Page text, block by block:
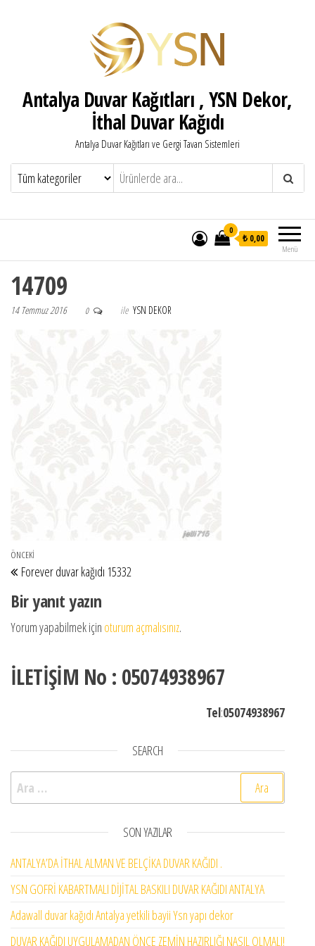
Antalya Duvar Kağıtları , YSN Dekor,
İthal Duvar Kağıdı
Antalya Duvar Kağıtları ve Gergi Tavan Sistemleri
Menü
0
₺ 0,00
14709
14 Temmuz 2016 0 ile YSN DEKOR
Yazı gezinmesi
Önceki Yazı
ÖNCEKI
Forever duvar kağıdı 15332
Bir yanıt yazın
Yorum yapabilmek için oturum açmalısınız.
İLETİŞİM No : 05074938967
Tel:05074938967
SEARCH
Arama:
SON YAZILAR
ANTALYA’DA İTHAL ALMAN VE BELÇİKA DUVAR KAĞIDI .
YSN GOFRİ KABARTMALI DİJİTAL BASKILI DUVAR KAĞIDI ANTALYA
Adawall duvar kağıdı Antalya yetkili bayii Ysn yapı dekor
DUVAR KAĞIDI UYGULAMADAN ÖNCE ZEMİN HAZIRLIĞI NASIL OLMALI!